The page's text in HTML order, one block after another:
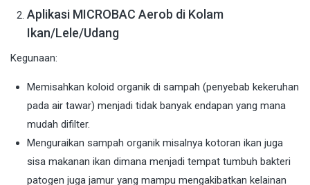
Aplikasi MICROBAC Aerob di Kolam
Ikan/Lele/Udang
Kegunaan:
Memisahkan koloid organik di sampah (penyebab kekeruhan
pada air tawar) menjadi tidak banyak endapan yang mana
mudah difilter.
Menguraikan sampah organik misalnya kotoran ikan juga
sisa makanan ikan dimana menjadi tempat tumbuh bakteri
patogen juga jamur yang mampu mengakibatkan kelainan